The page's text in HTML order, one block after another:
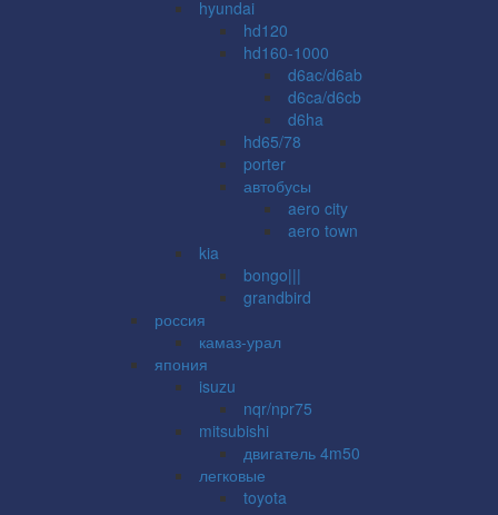
hyundai
hd120
hd160-1000
d6ac/d6ab
d6ca/d6cb
d6ha
hd65/78
porter
автобусы
aero city
aero town
kia
bongo|||
grandbird
россия
камаз-урал
япония
isuzu
nqr/npr75
mitsubishi
двигатель 4m50
легковые
toyota